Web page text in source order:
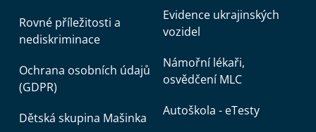
Rovné příležitosti a
nediskriminace
Ochrana osobních údajů
(GDPR)
Dětská skupina Mašinka
Evidence ukrajinských
vozidel
Námořní lékaři,
osvědčení MLC
Autoškola - eTesty